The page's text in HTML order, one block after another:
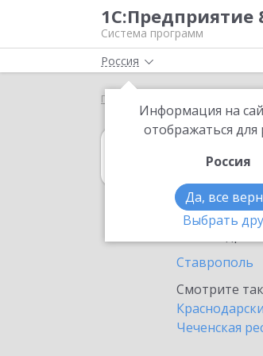
1С:Предприятие
Система программ
Россия
Информация на
отображаться для
Россия
Да, все
Выбрать
Главная
в
Ставрополь
Смотрите
Чеченская